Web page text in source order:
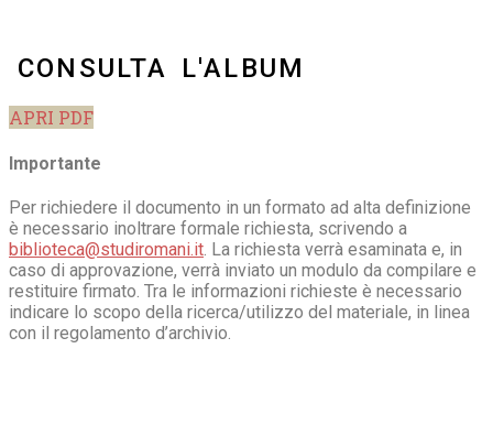
CONSULTA L'ALBUM
APRI PDF
Importante
Per richiedere il documento in un formato ad alta definizione
è necessario inoltrare formale richiesta, scrivendo a
biblioteca@studiromani.it. La richiesta verrà esaminata e, in
caso di approvazione, verrà inviato un modulo da compilare e
restituire firmato. Tra le informazioni richieste è necessario
indicare lo scopo della ricerca/utilizzo del materiale, in linea
con il regolamento d’archivio.